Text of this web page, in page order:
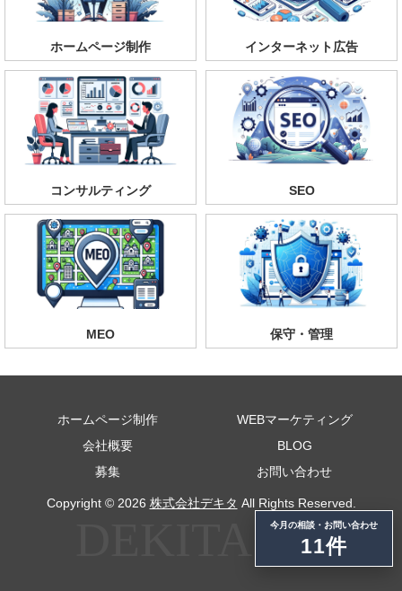
ホームページ制作 インターネット広告
コンサルティング SEO
MEO 保守・管理
ホームページ制作
WEBマーケティング
会社概要
BLOG
募集
お問い合わせ
Copyright © 2026 株式会社デキタ All Rights Reserved.
今月の相談・お問い合わせ
11件